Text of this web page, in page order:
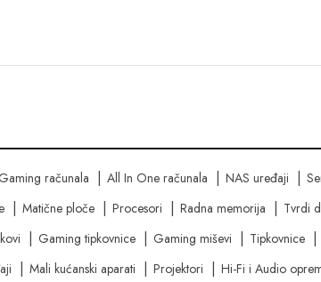
Gaming računala All In One računala NAS uređaji
Matične ploče Procesori Radna memorija Tvrdi
Gaming tipkovnice Gaming miševi Tipkovnice
Mali kućanski aparati Projektori Hi-Fi i Audio